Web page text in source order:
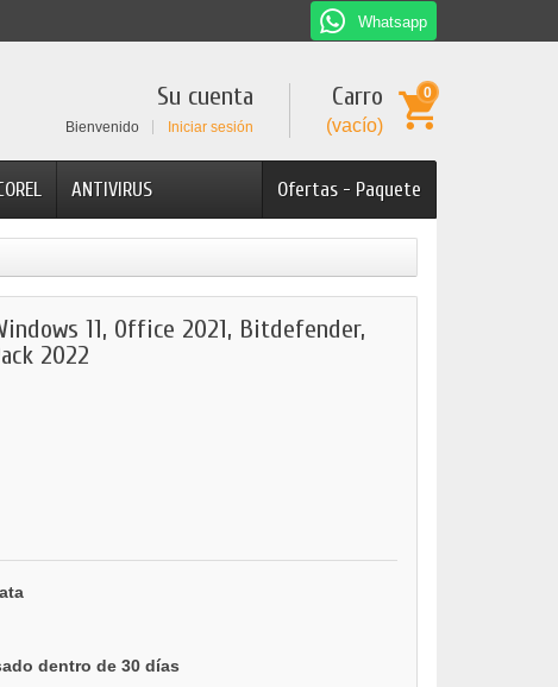
Whatsapp
Carro
(vacío)
0
Su cuenta
Bienvenido Iniciar sesión
Ofertas - Paquete
ANTIVIRUS
11, Office 2021, Bitdefender,
2022
dentro de 30 días